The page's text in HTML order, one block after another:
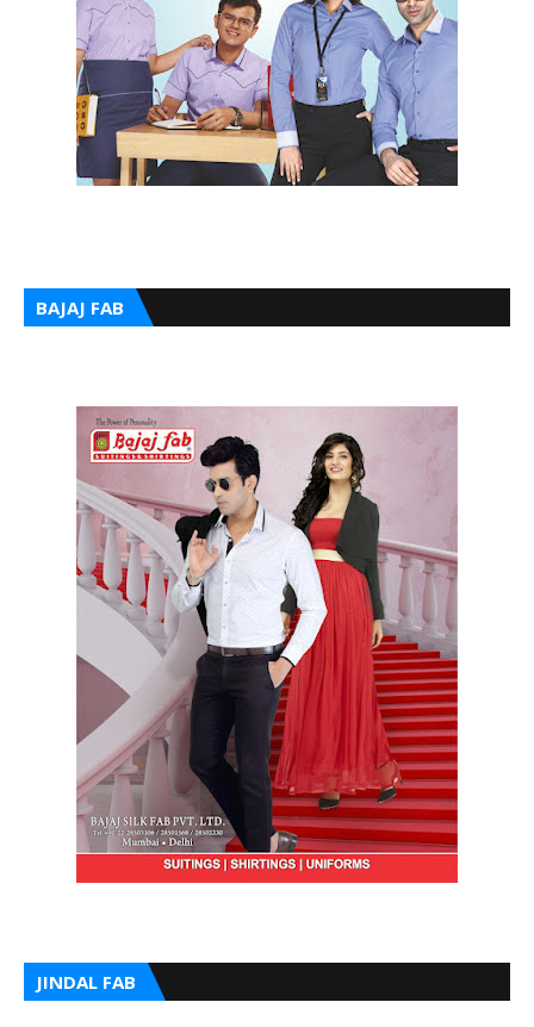
BAJAJ FAB
JINDAL FAB